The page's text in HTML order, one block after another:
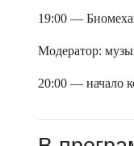
19:00 —
Модератор:
20:00 — начало